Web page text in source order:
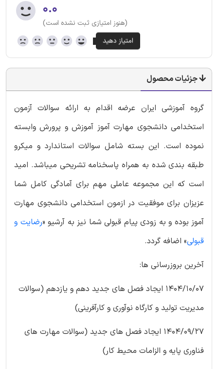
۰.۰
(هنوز امتیازی ثبت نشده است)
جزئیات محصول
گروه آموزشی ایران عرضه اقدام به ارائه سوالات آزمون
استخدامی دانشجوی مهارت آموز آموزش و پرورش وابسته
نموده است. این بسته شامل سوالات استاندارد و میکرو
طبقه بندی شده به همراه پاسخنامه تشریحی میباشد. امید
است که این مجموعه عاملی مهم برای آمادگی کامل شما
عزیزان برای موفقیت در ازمون استخدامی دانشجوی مهارت
آموز بوده و به زودی پیام قبولی شما نیز به آرشیو «رضایت و
قبولی» اضافه گردد.
آخرین بروزرسانی ها:
1404/10/07 ایجاد فصل های جدید دهم و یازدهم (سوالات
مدیریت تولید و کارگاه نوآوری و کارآفرینی)
1404/09/27 ایجاد فصل های جدید (سوالات مهارت های
فناوری پایه و الزامات محیط کار)